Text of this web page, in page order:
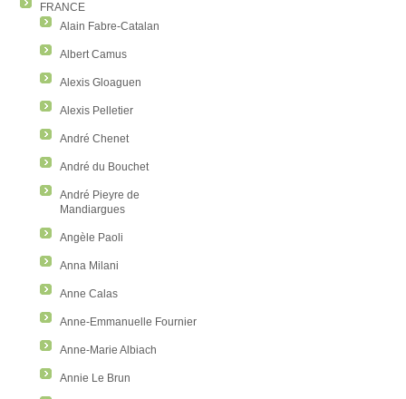
FRANCE
Alain Fabre-Catalan
Albert Camus
Alexis Gloaguen
Alexis Pelletier
André Chenet
André du Bouchet
André Pieyre de
Mandiargues
Angèle Paoli
Anna Milani
Anne Calas
Anne-Emmanuelle Fournier
Anne-Marie Albiach
Annie Le Brun